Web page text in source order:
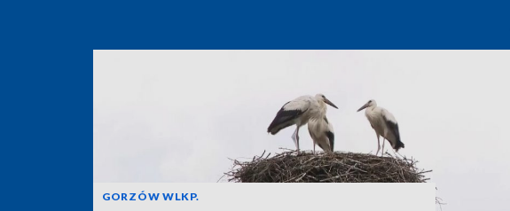
GORZÓW WLKP.